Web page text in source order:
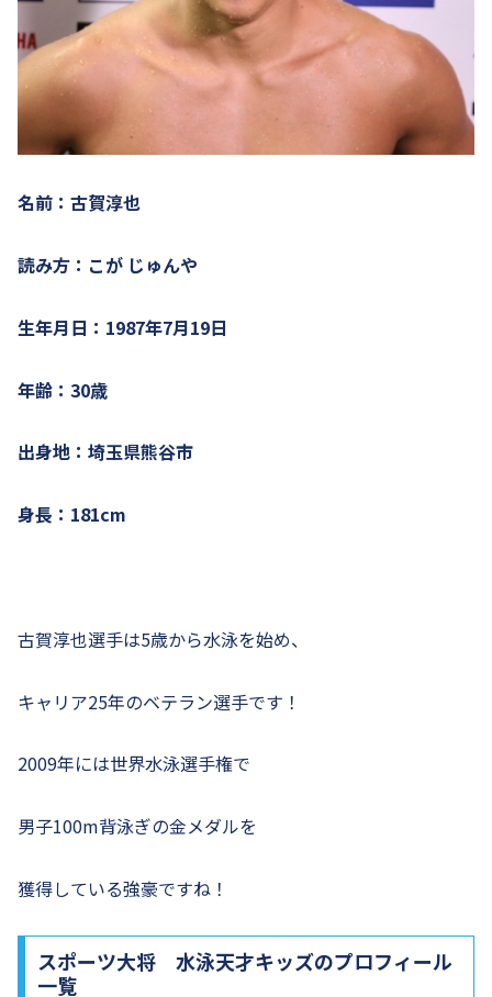
名前：古賀淳也
読み方：こが じゅんや
生年月日：1987年7月19日
年齢：30歳
出身地：埼玉県熊谷市
身長：181cm
古賀淳也選手は5歳から水泳を始め、
キャリア25年のベテラン選手です！
2009年には世界水泳選手権で
男子100m背泳ぎの金メダルを
獲得している強豪ですね！
スポーツ大将 水泳天才キッズのプロフィール
一覧